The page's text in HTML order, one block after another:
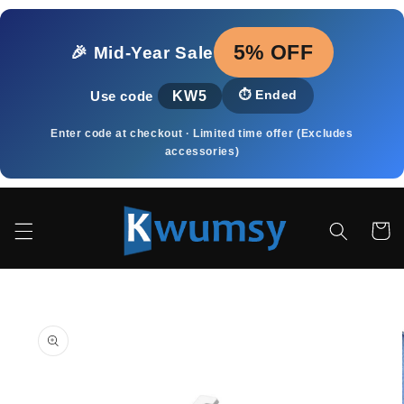
Vai
🎉 Mid‑Year Sale
5% OFF
Use code KW5 ⏱️ Ended
Enter code at checkout · Limited time offer (Excludes
accessories)
informazioni
sul prodotto